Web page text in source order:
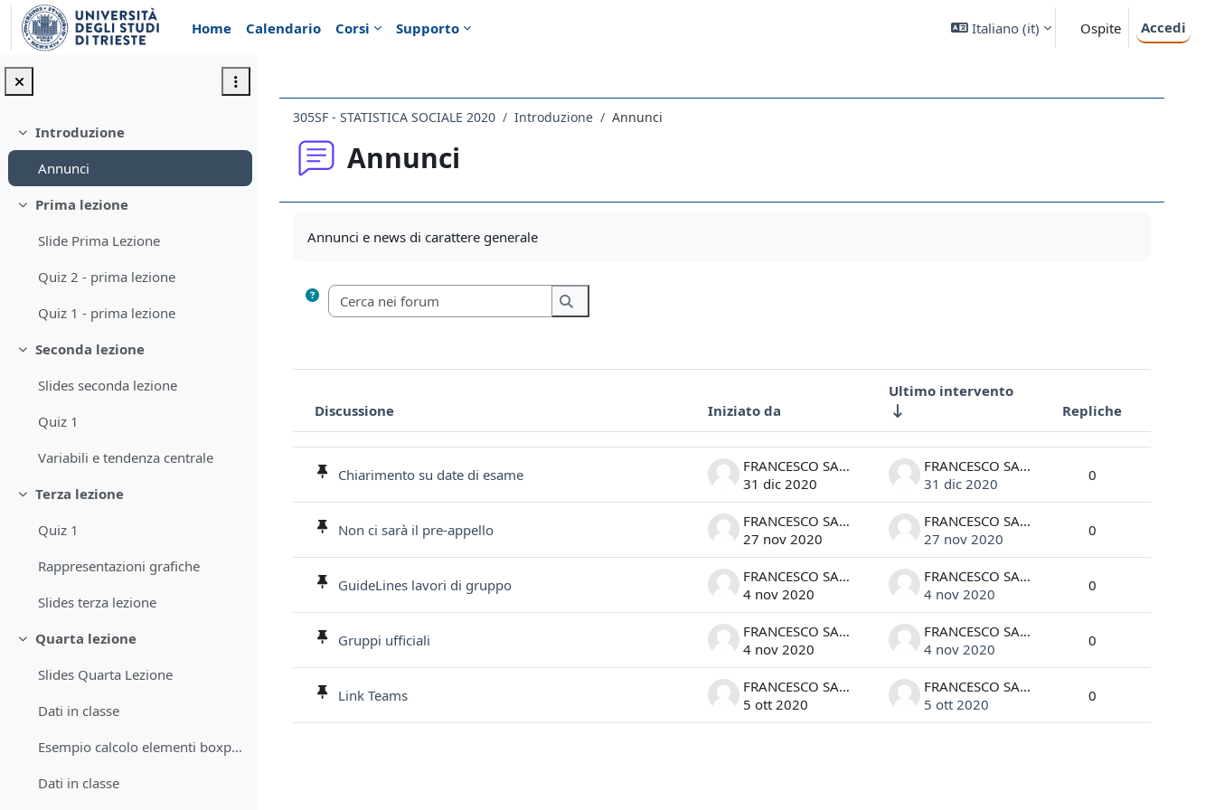
Vai al contenuto principale
Home
Calendario Corsi Supporto Italiano ‎(it)‎ Ospite Accedi
Minimizza
Introduzione
Annunci
Minimizza
Prima lezione
Slide Prima Lezione
Quiz 2 - prima lezione
Quiz 1 - prima lezione
Minimizza
Seconda lezione
Slides seconda lezione
Quiz 1
Variabili e tendenza centrale
Minimizza
Terza lezione
Quiz 1
Rappresentazioni grafiche
Slides terza lezione
Minimizza
Quarta lezione
Slides Quarta Lezione
Dati in classe
Esempio calcolo elementi boxplot
Dati in classe
305SF - STATISTICA SOCIALE 2020 Introduzione Annunci
Annunci
Annunci e news di carattere generale
Cerca nei forum
Cerca nei forum
Stato
Discussione Iniziato da
Ultimo intervento
Repliche
Azioni
Chiarimento su date di esame
FRANCESCO SANTELLI
31 dic 2020
FRANCESCO SANTELLI
31 dic 2020
0
Non ci sarà il pre-appello
FRANCESCO SANTELLI
27 nov 2020
FRANCESCO SANTELLI
27 nov 2020
0
GuideLines lavori di gruppo
FRANCESCO SANTELLI
4 nov 2020
FRANCESCO SANTELLI
4 nov 2020
0
Gruppi ufficiali
FRANCESCO SANTELLI
4 nov 2020
FRANCESCO SANTELLI
4 nov 2020
0
Link Teams
FRANCESCO SANTELLI
5 ott 2020
FRANCESCO SANTELLI
5 ott 2020
0